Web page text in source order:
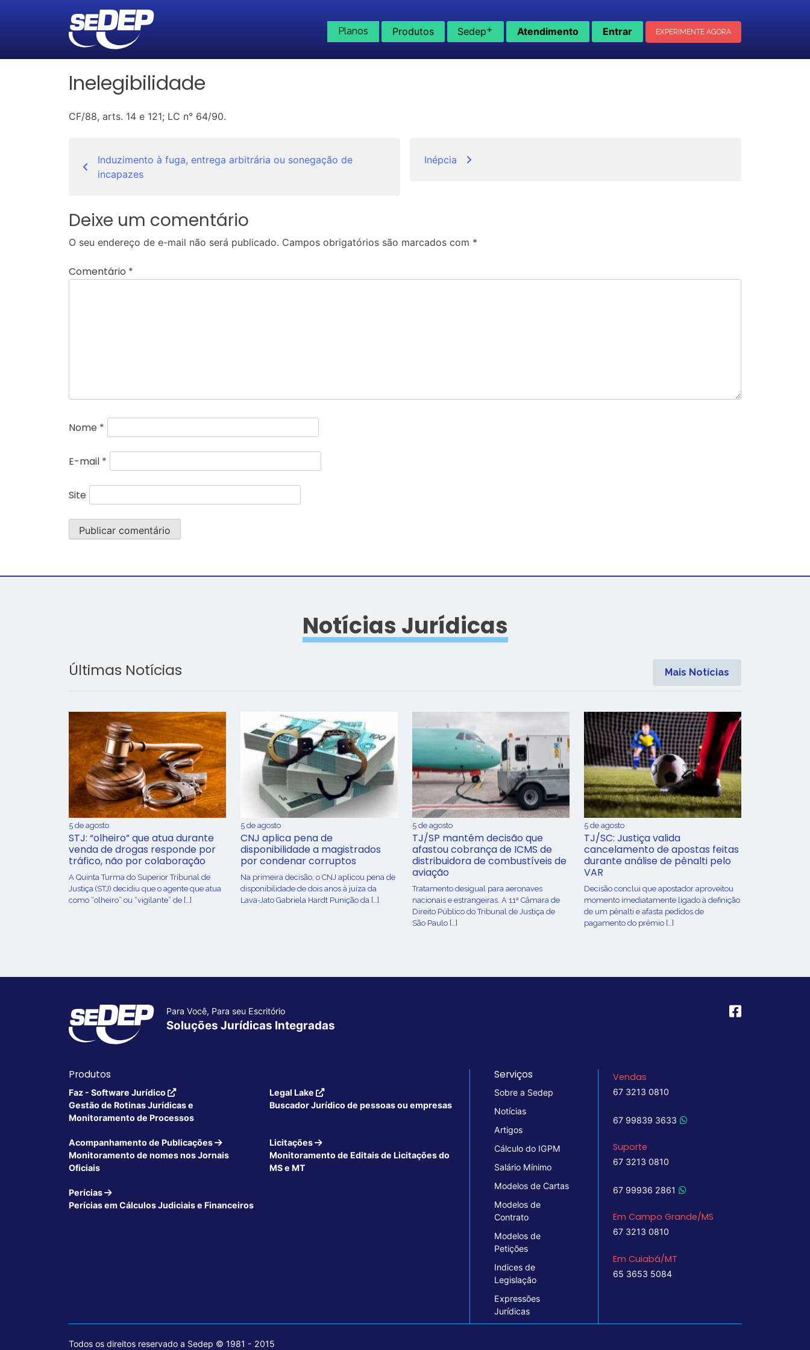
Planos Produtos Sedep+ Atendimento Entrar EXPERIMENTE AGORA
Inelegibilidade
CF/88, arts. 14 e 121; LC n° 64/90.
Navegação
de
Induzimento à fuga, entrega arbitrária ou sonegação de
incapazes
Inépcia
Deixe um comentário
O seu endereço de e-mail não será publicado. Campos obrigatórios são marcados com *
Comentário *
Nome *
E-mail *
Site
Notícias Jurídicas
Últimas Notícias Mais Notícias
5 de agosto
STJ: “olheiro” que atua durante
venda de drogas responde por
tráfico, não por colaboração
A Quinta Turma do Superior Tribunal de
Justiça (STJ) decidiu que o agente que atua
como “olheiro” ou “vigilante” de […]
5 de agosto
CNJ aplica pena de
disponibilidade a magistrados
por condenar corruptos
Na primeira decisão, o CNJ aplicou pena de
disponibilidade de dois anos à juíza da
Lava-Jato Gabriela Hardt Punição da […]
5 de agosto
TJ/SP mantém decisão que
afastou cobrança de ICMS de
distribuidora de combustíveis de
aviação
Tratamento desigual para aeronaves
nacionais e estrangeiras. A 11ª Câmara de
Direito Público do Tribunal de Justiça de
São Paulo […]
5 de agosto
TJ/SC: Justiça valida
cancelamento de apostas feitas
durante análise de pênalti pelo
VAR
Decisão conclui que apostador aproveitou
momento imediatamente ligado à definição
de um pênalti e afasta pedidos de
pagamento do prêmio […]
Para Você, Para seu Escritório
Soluções Jurídicas Integradas
Produtos
Faz - Software Jurídico
Gestão de Rotinas Jurídicas e
Monitoramento de Processos
Legal Lake
Buscador Jurídico de pessoas ou empresas
Acompanhamento de Publicações
Monitoramento de nomes nos Jornais
Oficiais
Licitações
Monitoramento de Editais de Licitações do
MS e MT
Perícias
Perícias em Cálculos Judiciais e Financeiros
Serviços
Sobre a Sedep
Notícias
Artigos
Cálculo do IGPM
Salário Mínimo
Modelos de Cartas
Modelos de
Contrato
Modelos de
Petições
Indices de
Legislação
Expressões
Jurídicas
Vendas
67 3213 0810
67 99839 3633
Suporte
67 3213 0810
67 99936 2861
Em Campo Grande/MS
67 3213 0810
Em Cuiabá/MT
65 3653 5084
Todos os direitos reservado a Sedep © 1981 - 2015